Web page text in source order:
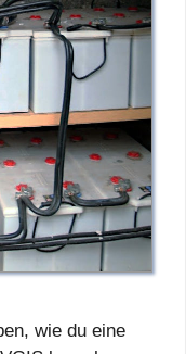
wie du eine